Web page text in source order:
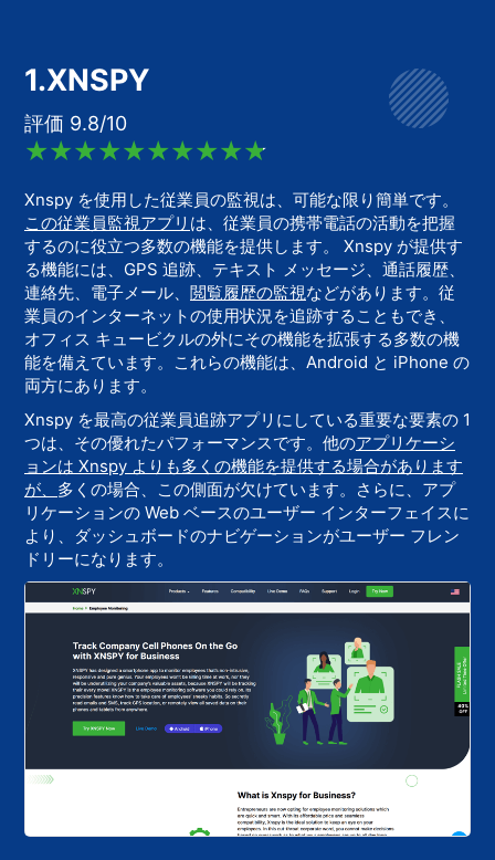
1.XNSPY
評価 9.8/10
Xnspy を使用した従業員の監視は、可能な限り簡単です。
この従業員監視アプリ は、従業員の携帯電話の活動を把握
するのに役立つ多数の機能を提供します。 Xnspy が提供す
る機能には、GPS 追跡、テキスト メッセージ、通話履歴、
連絡先、電子メール、 閲覧履歴の監視などがあります。従
業員のインターネットの使用状況を追跡することもでき、
オフィス キュービクルの外にその機能を拡張する多数の機
能を備えています。これらの機能は、Android と iPhone の
両方にあります。
Xnspy を最高の従業員追跡アプリにしている重要な要素の 1
つは、その優れたパフォーマンスです。他のアプリケーシ
ョンは Xnspy よりも多くの機能を提供する場合があります
が、 多くの場合、この側面が欠けています。さらに、アプ
リケーションの Web ベースのユーザー インターフェイスに
より、ダッシュボードのナビゲーションがユーザー フレン
ドリーになります。